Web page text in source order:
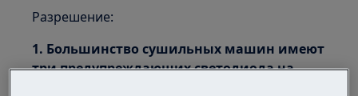
Разрешение:
1. Большинство сушильных машин имеют
три предупреждающих светодиода на